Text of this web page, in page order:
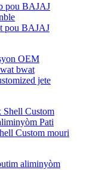
pou BAJAJ
jete
Custom mouri